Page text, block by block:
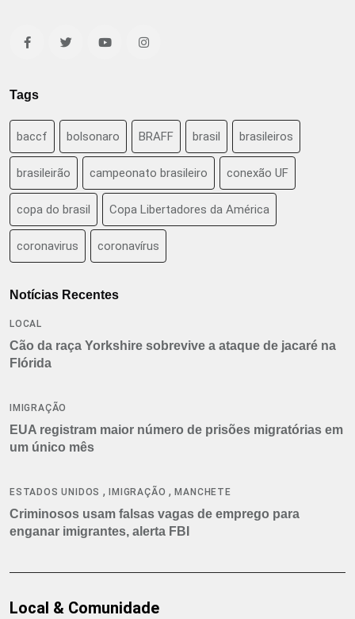
Tags
baccf bolsonaro BRAFF brasil brasileiros
brasileirão campeonato brasileiro conexão UF
copa do brasil Copa Libertadores da América
coronavirus coronavírus
Notícias Recentes
LOCAL
Cão da raça Yorkshire sobrevive a ataque de jacaré na
Flórida
IMIGRAÇÃO
EUA registram maior número de prisões migratórias em
um único mês
ESTADOS UNIDOS , IMIGRAÇÃO ,MANCHETE
Criminosos usam falsas vagas de emprego para
enganar imigrantes, alerta FBI
Local & Comunidade